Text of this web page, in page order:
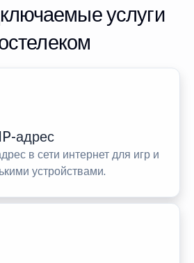
услуги
адрес
в сети интернет для игр и
устройствами.